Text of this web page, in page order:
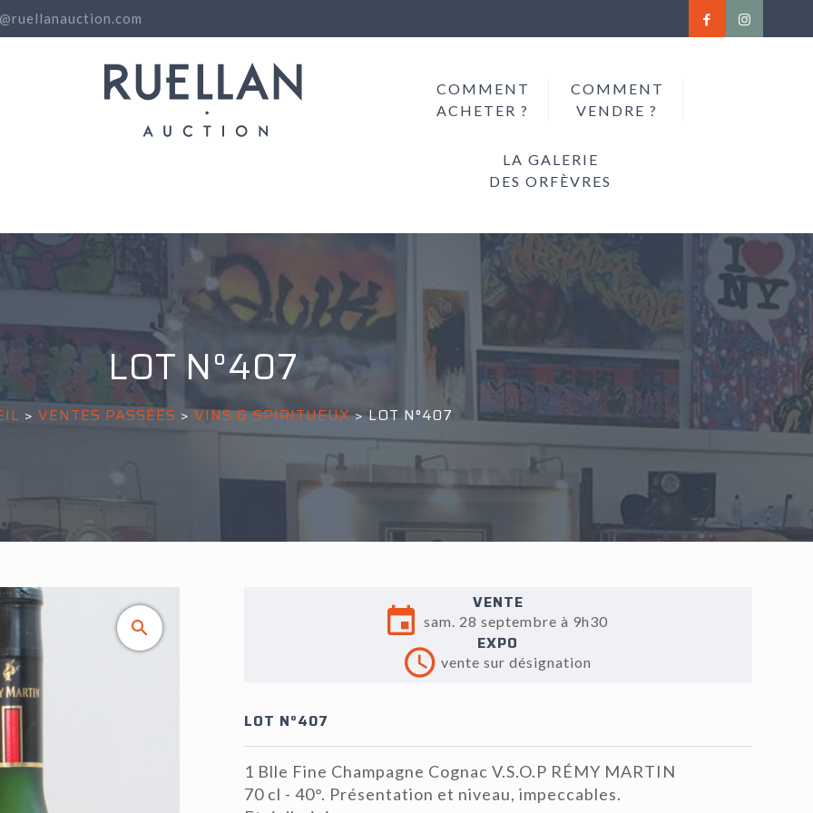
COMMENT
ACHETER ?
COMMENT
VENDRE ?
LA GALERIE
DES ORFÈVRES
LOT N°407
> VENTES PASSÉES >VINS & SPIRITUEUX>LOT N°407
VENTE
sam. 28 septembre à 9h30
EXPO
vente sur désignation
LOT N°407
1 Blle Fine Champagne Cognac V.S.O.P RÉMY MARTIN
70 cl - 40°. Présentation et niveau, impeccables.